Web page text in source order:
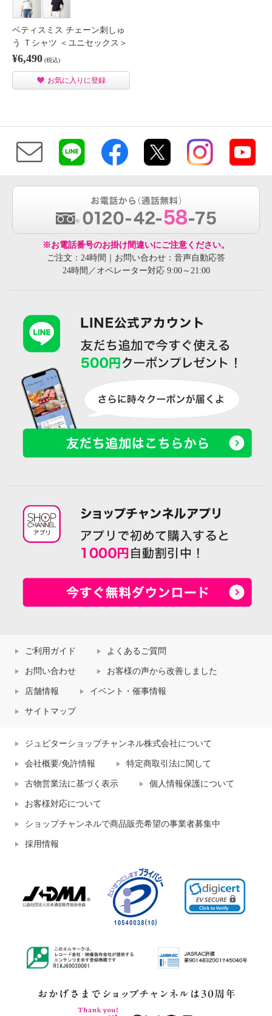
ベティスミス チェーン刺しゅ
う Ｔシャツ ＜ユニセックス＞
¥6,490 (税込)
お気に入りに登録
※お電話番号のお掛け間違いにご注意ください。
ご注文：24時間｜お問い合わせ：音声自動応答
24時間／オペレーター対応 9:00～21:00
ご利用ガイド よくあるご質問
お問い合わせ お客様の声から改善しました
店舗情報 イベント・催事情報
サイトマップ
ジュピターショップチャンネル株式会社について
会社概要/免許情報 特定商取引法に関して
古物営業法に基づく表示 個人情報保護について
お客様対応について
ショップチャンネルで商品販売希望の事業者募集中
採用情報